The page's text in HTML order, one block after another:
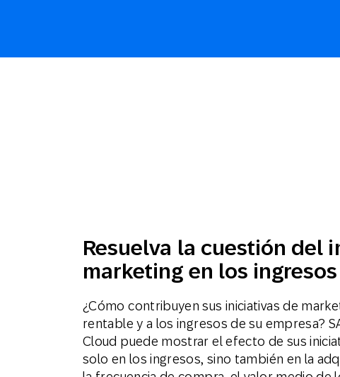
Resuelva la cuestión del
marketing en los ingresos
¿Cómo contribuyen sus iniciativas de
rentable y a los ingresos de su empresa?
Cloud puede mostrar el efecto de sus
solo en los ingresos, sino también en la